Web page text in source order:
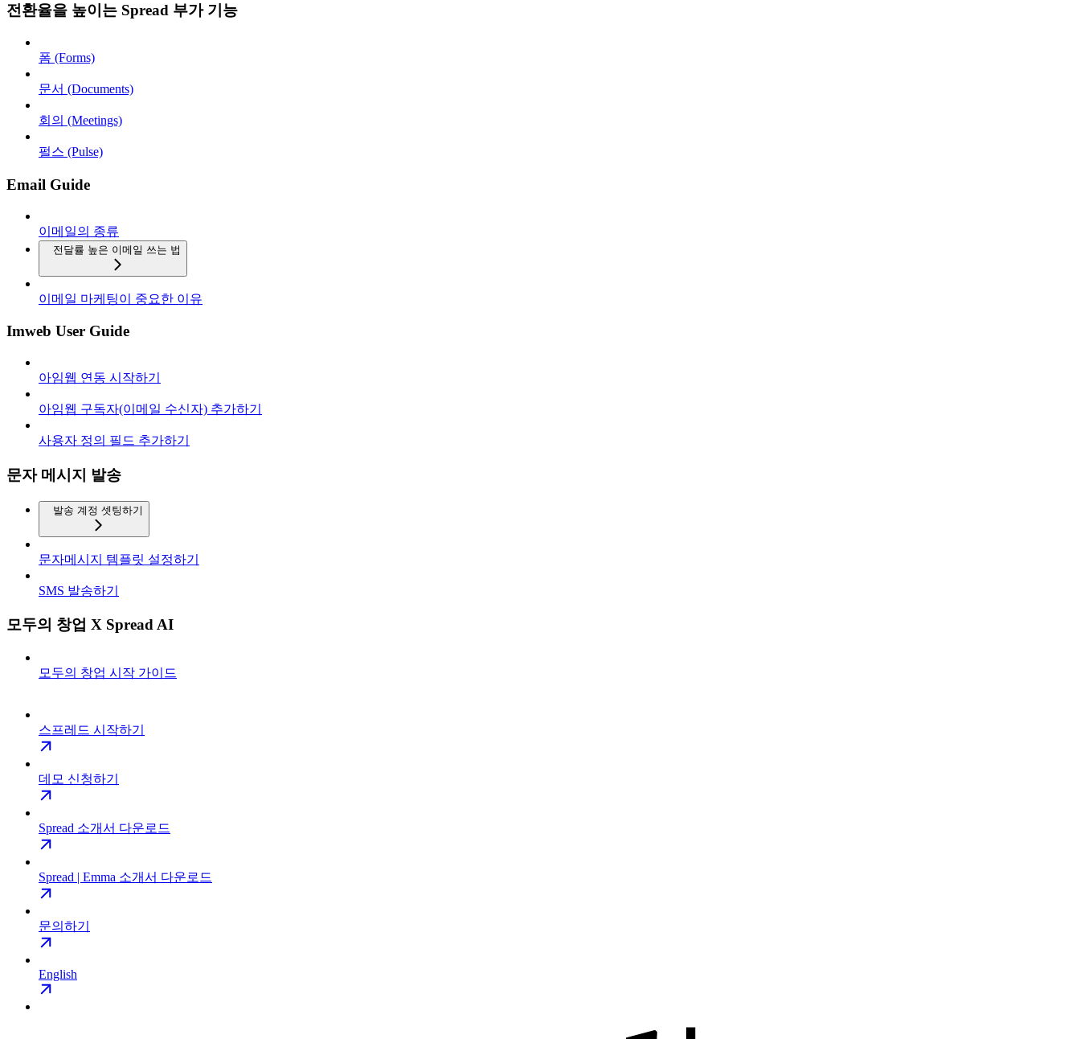
전환율을 높이는 Spread 부가 기능
폼 (Forms)
문서 (Documents)
회의 (Meetings)
펄스 (Pulse)
Email Guide
이메일의 종류
전달률 높은 이메일 쓰는 법
이메일 마케팅이 중요한 이유
Imweb User Guide
아임웹 연동 시작하기
아임웹 구독자(이메일 수신자) 추가하기
사용자 정의 필드 추가하기
문자 메시지 발송
발송 계정 셋팅하기
문자메시지 템플릿 설정하기
SMS 발송하기
모두의 창업 X Spread AI
모두의 창업 시작 가이드
스프레드 시작하기
데모 신청하기
Spread 소개서 다운로드
Spread | Emma 소개서 다운로드
문의하기
English